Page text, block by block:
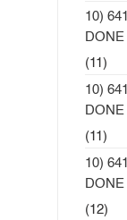
10)
DONE
(11)
10)
DONE
(11)
10)
DONE
(12)